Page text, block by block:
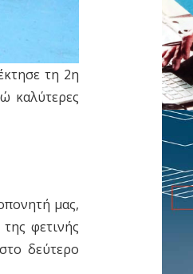
τη 2η
καλύτερες
μας,
φετινής
δεύτερο